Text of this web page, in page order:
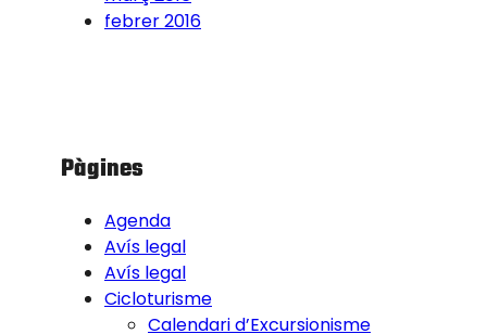
febrer 2016
Pàgines
Agenda
Avís legal
Avís legal
Cicloturisme
Calendari d’Excursionisme